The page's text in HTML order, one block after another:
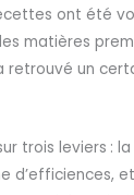
ont été
matières
retrouvé un
trois leviers :
d’efficiences,